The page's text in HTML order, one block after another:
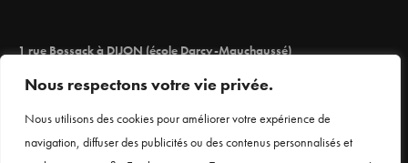
Nous respectons votre vie privée.
Nous utilisons des cookies pour améliorer votre expérience de
navigation, diffuser des publicités ou des contenus personnalisés et
1 rue Bossack à DIJON (école Darcy-Mauchaussé)
03 80 66 71 98